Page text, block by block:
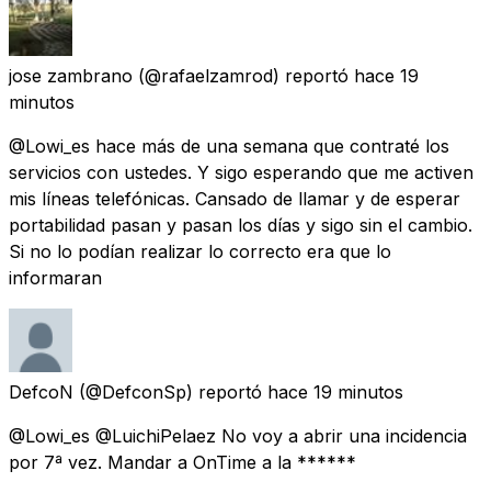
jose zambrano (@rafaelzamrod) reportó hace 19
minutos
@Lowi_es hace más de una semana que contraté los
servicios con ustedes. Y sigo esperando que me activen
mis líneas telefónicas. Cansado de llamar y de esperar
portabilidad pasan y pasan los días y sigo sin el cambio.
Si no lo podían realizar lo correcto era que lo
informaran
DefcoN (@DefconSp) reportó hace 19 minutos
@Lowi_es @LuichiPelaez No voy a abrir una incidencia
por 7ª vez. Mandar a OnTime a la ******